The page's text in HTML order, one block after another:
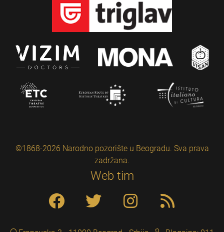
©1868-2026 Narodno pozorište u Beogradu. Sva prava
zadržana.
Web tim